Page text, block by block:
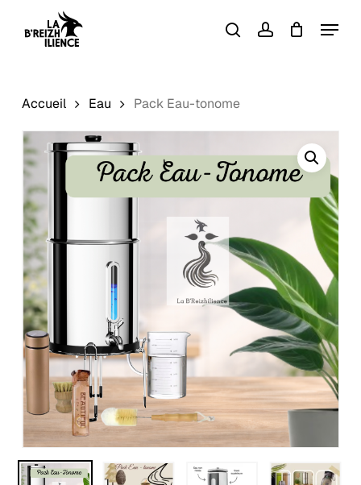
searchaccount
Menu
Panier Close
Accueil Eau Pack Eau-tonome